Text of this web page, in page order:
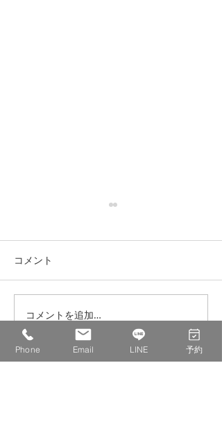
コメント
コメントを追加…
Phone Email LINE 予約